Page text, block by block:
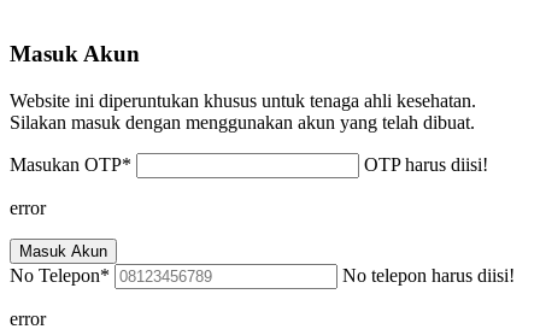
Masuk Akun
Website ini diperuntukan khusus untuk tenaga ahli kesehatan.
Silakan masuk dengan menggunakan akun yang telah dibuat.
Masukan OTP* OTP harus diisi!
error
Masuk Akun
No Telepon* No telepon harus diisi!
error